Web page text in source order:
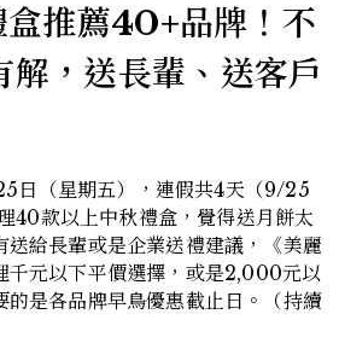
推薦40+品牌！不
解，送長輩、送客戶
日（星期五），連假共4天（9/25
40款以上中秋禮盒，覺得送月餅太
送給長輩或是企業送禮建議，《美麗
千元以下平價選擇，或是2,000元以
的是各品牌早鳥優惠截止日。（持續